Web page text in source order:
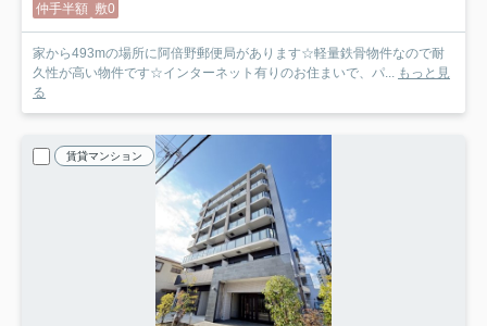
仲手半額 敷0
家から493mの場所に阿倍野郵便局があります☆軽量鉄骨物件なので耐
久性が高い物件です☆インターネット有りのお住まいで、パ... もっと見
る
賃貸マンション